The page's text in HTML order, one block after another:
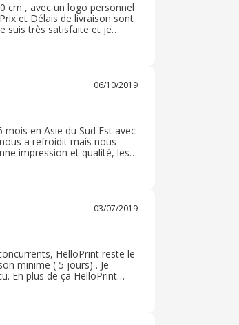
cm , avec un logo personnel
et Délais de livraison sont
suis très satisfaite et je
06/10/2019
en Asie du Sud Est avec
a refroidit mais nous
impression et qualité, les
mais nous avons
de livraison.
03/07/2019
HelloPrint reste le
minime ( 5 jours) . Je
En plus de ça HelloPrint
pour un graphiste comme